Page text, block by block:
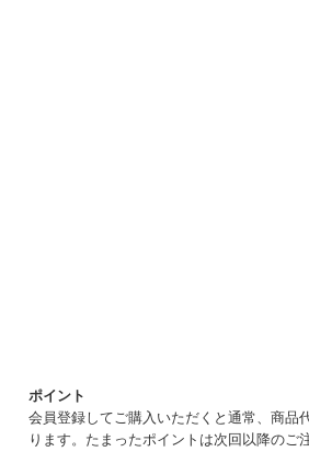
ポイント
会員登録してご購入いただくと通常、商品
ります。たまったポイントは次回以降のご